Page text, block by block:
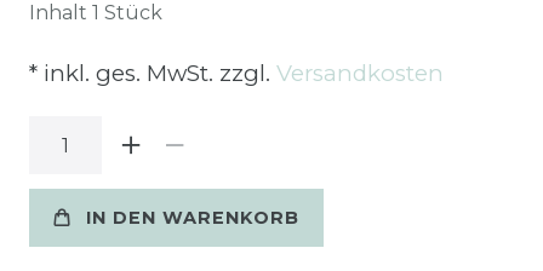
Inhalt 1 Stück
* inkl. ges. MwSt. zzgl. Versandkosten
IN DEN WARENKORB